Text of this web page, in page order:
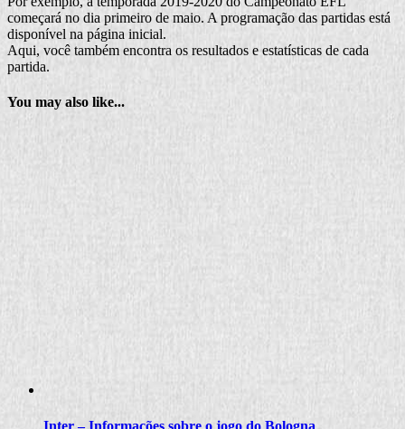
começará no dia primeiro de maio. A programação das partidas está
disponível na página inicial.
Aqui, você também encontra os resultados e estatísticas de cada
partida.
You may also like...
Inter – Informações sobre o jogo do Bologna